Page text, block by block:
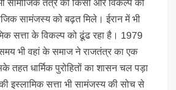
सामाजिक तंत्र को किसी और विकल्प की
सामंजस्य को बढ़त मिले। ईरान में भी
सत्ता के विकल्प को ढूंढ रहा है। 1979
भी वहां के समाज ने राजतंत्र का एक
तहत धार्मिक पुरोहितों का शासन चल पड़ा
इस्लामिक सत्ता भी सामंजस्य की सोच से